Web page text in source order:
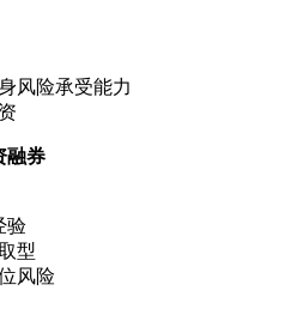
风险承受能力
融券
验
型
风险